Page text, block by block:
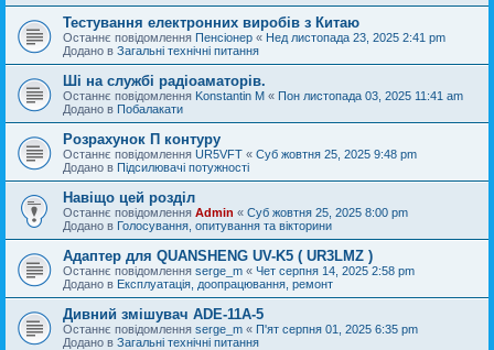
Тестування електронних виробів з Китаю
Останнє повідомлення Пенсіонер « Нед листопада 23, 2025 2:41 pm
Додано в Загальні технічні питання
Ші на службі радіоаматорів.
Останнє повідомлення Konstantin M « Пон листопада 03, 2025 11:41 am
Додано в Побалакати
Розрахунок П контуру
Останнє повідомлення UR5VFT « Суб жовтня 25, 2025 9:48 pm
Додано в Підсилювачі потужності
Навіщо цей розділ
Останнє повідомлення Admin « Суб жовтня 25, 2025 8:00 pm
Додано в Голосування, опитування та вікторини
Адаптер для QUANSHENG UV-K5 ( UR3LMZ )
Останнє повідомлення serge_m « Чет серпня 14, 2025 2:58 pm
Додано в Експлуатація, доопрацювання, ремонт
Дивний змішувач ADE-11A-5
Останнє повідомлення serge_m « П'ят серпня 01, 2025 6:35 pm
Додано в Загальні технічні питання